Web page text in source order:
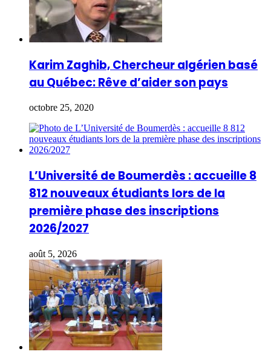
Karim Zaghib, Chercheur algérien basé
au Québec: Rêve d’aider son pays
octobre 25, 2020
L’Université de Boumerdès : accueille 8
812 nouveaux étudiants lors de la
première phase des inscriptions
2026/2027
août 5, 2026